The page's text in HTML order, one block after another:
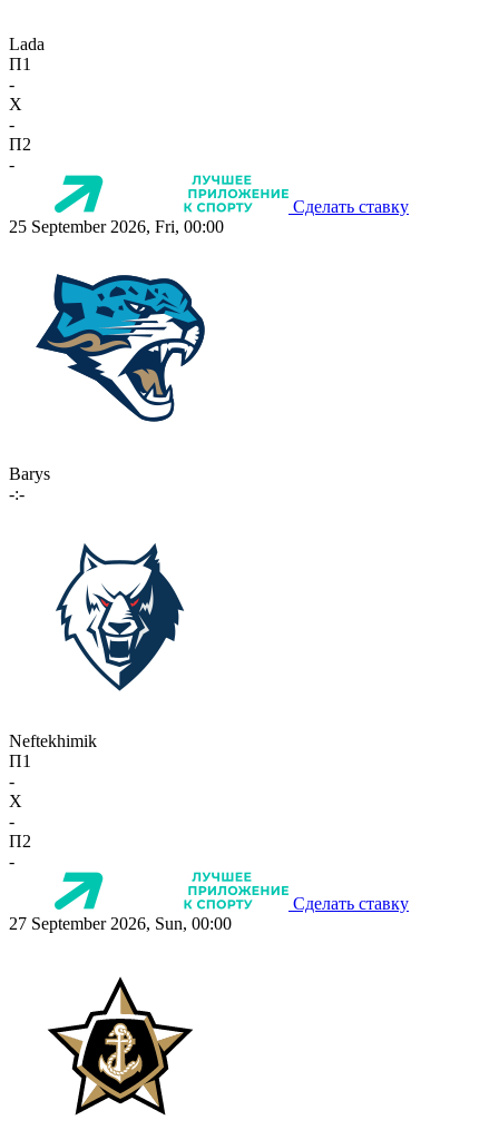
Lada
П1
-
X
-
П2
-
Сделать ставку
25 September 2026, Fri, 00:00
Barys
-:-
Neftekhimik
П1
-
X
-
П2
-
Сделать ставку
27 September 2026, Sun, 00:00